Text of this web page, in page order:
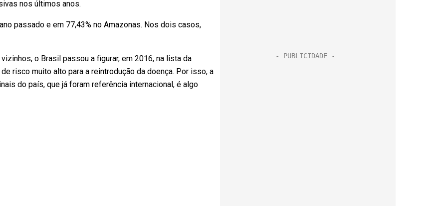
nos últimos anos.
passado e em 77,43% no Amazonas. Nos dois casos,
o Brasil passou a figurar, em 2016, na lista da
risco muito alto para a reintrodução da doença. Por isso, a
do país, que já foram referência internacional, é algo